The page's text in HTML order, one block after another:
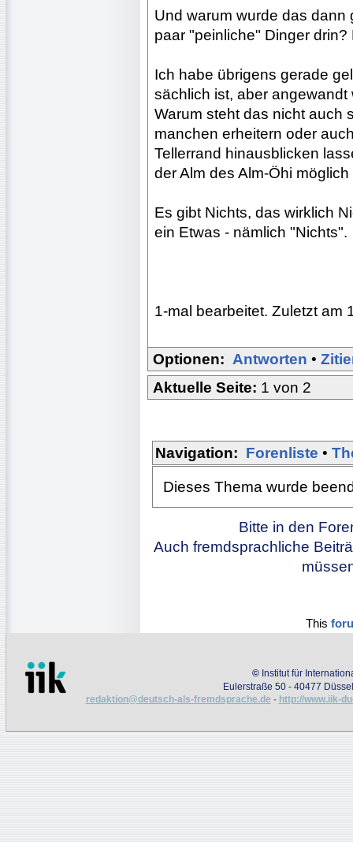
Und warum wurde das dann
paar "peinliche" Dinger drin?
Ich habe übrigens gerade
sächlich ist, aber
Warum steht das nicht auch
manchen erheitern oder
Tellerrand hinausblicken
der Alm des Alm-Öhi möglich
Es gibt Nichts, das wirklich
ein Etwas - nämlich "Nichts".
1-mal bearbeitet. Zuletzt am
Optionen: Antworten •
Aktuelle Seite: 1 von 2
Navigation: Forenliste •
Dieses Thema wurde
Bitte in den
Auch fremdsprachliche
This
© Institut für
Eulerstraße 50 - 40477
redaktion@deutsch-als-fremdsprache.de - http://www.iik-